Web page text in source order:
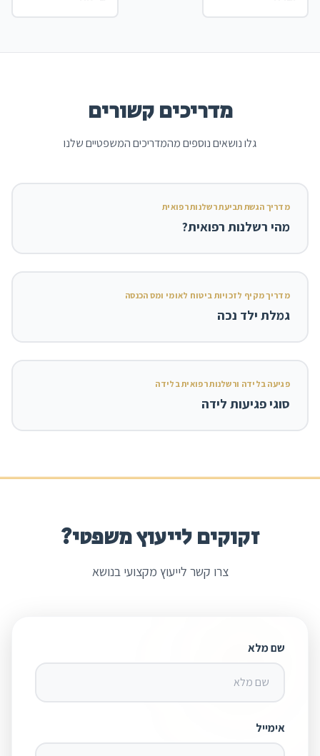
מדריכים קשורים
גלו נושאים נוספים מהמדריכים המשפטיים שלנו
מדריך הגשת תביעת רשלנות רפואית
מהי רשלנות רפואית?
מדריך מקיף לזכויות ביטוח לאומי ומס הכנסה
גמלת ילד נכה
פגיעה בלידה ורשלנות רפואית בלידה
סוגי פגיעות לידה
זקוקים לייעוץ משפטי?
צרו קשר לייעוץ מקצועי בנושא
שם מלא
אימייל